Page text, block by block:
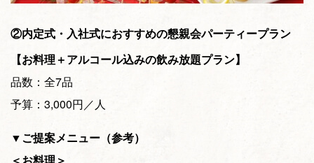
②内定式・入社式におすすめの懇親会パーティープラン
【お料理＋アルコール込みの飲み放題プラン】
品数：全7品
予算：3,000円／人
▼ご提案メニュー（参考）